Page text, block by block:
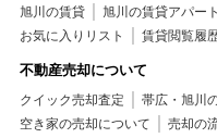
旭川の賃貸 旭川の賃貸アパート
お気に入りリスト
賃貸閲覧履
不動産売却について
クイック売却査定 帯広・旭川
空き家の売却について
売却の